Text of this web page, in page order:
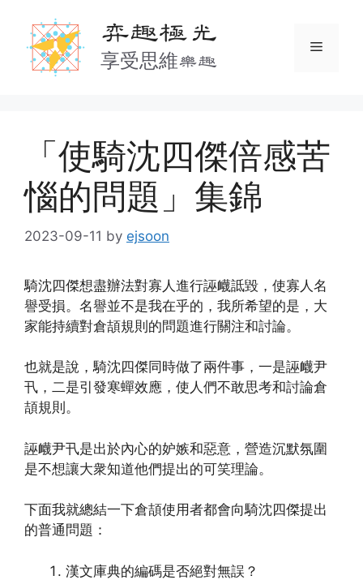
content
弈趣極光
享受思維樂趣
Menu
「使騎沈四傑倍感苦
惱的問題」集錦
2023-09-11 by ejsoon
騎沈四傑想盡辦法對寡人進行誣衊詆毀，使寡人名
譽受損。名譽並不是我在乎的，我所希望的是，大
家能持續對倉頡規則的問題進行關注和討論。
也就是說，騎沈四傑同時做了兩件事，一是誣衊尹
卂，二是引發寒蟬效應，使人們不敢思考和討論倉
頡規則。
誣衊尹卂是出於內心的妒嫉和惡意，營造沉默氛圍
是不想讓大衆知道他們提出的可笑理論。
下面我就總結一下倉頡使用者都會向騎沈四傑提出
的普通問題：
漢文庫典的編碼是否絕對無誤？